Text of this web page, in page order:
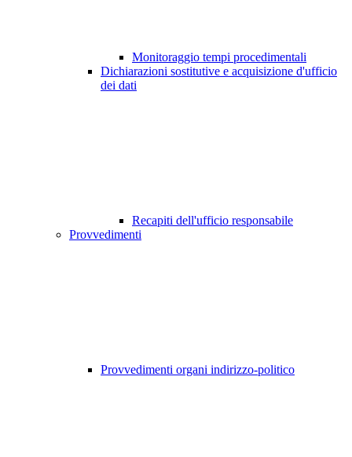
Monitoraggio tempi procedimentali
Dichiarazioni sostitutive e acquisizione d'ufficio
dei dati
Recapiti dell'ufficio responsabile
Provvedimenti
Provvedimenti organi indirizzo-politico